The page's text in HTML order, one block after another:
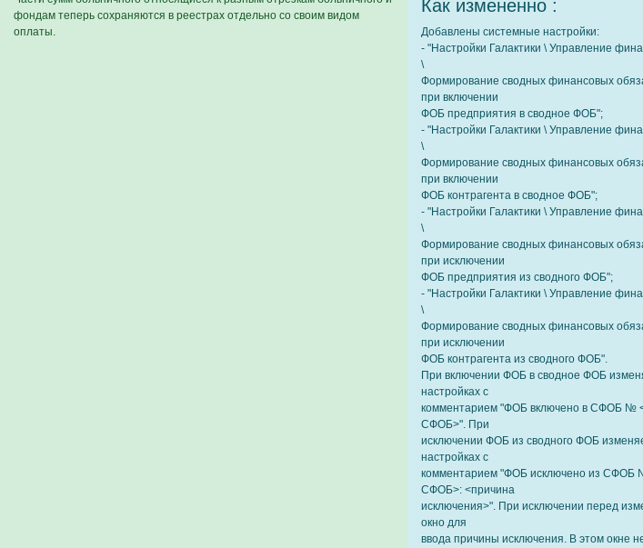
фондам теперь сохраняются в реестрах отдельно со своим видом
оплаты.
Как измененно :
Добавлены системные настройки:
- "Настройки Галактики \ Управление
\
Формирование сводных финансовых
при включении
ФОБ предприятия в сводное ФОБ";
- "Настройки Галактики \ Управление
\
Формирование сводных финансовых
при включении
ФОБ контрагента в сводное ФОБ";
- "Настройки Галактики \ Управление
\
Формирование сводных финансовых
при исключении
ФОБ предприятия из сводного ФОБ";
- "Настройки Галактики \ Управление
\
Формирование сводных финансовых
при исключении
ФОБ контрагента из сводного ФОБ".
При включении ФОБ в сводное ФОБ
настройках с
комментарием "ФОБ включено в СФОБ №
СФОБ>". При
исключении ФОБ из сводного ФОБ
настройках с
комментарием "ФОБ исключено из СФОБ
СФОБ>: <причина
исключения>". При исключении перед
окно для
ввода причины исключения. В этом окне